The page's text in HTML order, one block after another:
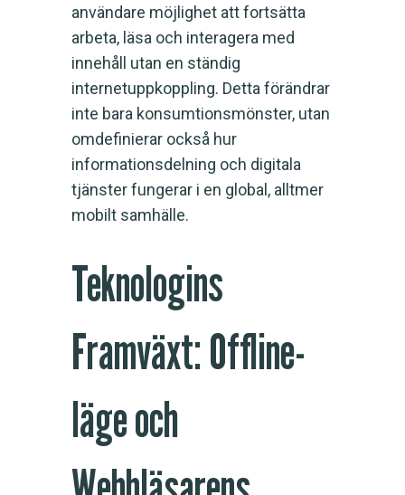
användare möjlighet att fortsätta
arbeta, läsa och interagera med
innehåll utan en ständig
internetuppkoppling. Detta förändrar
inte bara konsumtionsmönster, utan
omdefinierar också hur
informationsdelning och digitala
tjänster fungerar i en global, alltmer
mobilt samhälle.
Teknologins
Framväxt: Offline-
läge och